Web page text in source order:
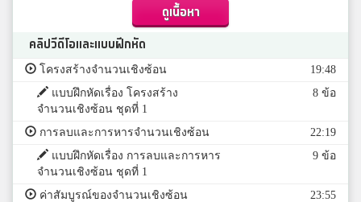
ดูเนื้อหา
คลิปวีดีโอและแบบฝึกหัด
โครงสร้างจำนวนเชิงซ้อน
19:48
แบบฝึกหัดเรื่อง โครงสร้าง
จำนวนเชิงซ้อน ชุดที่ 1
8 ข้อ
การลบและการหารจำนวนเชิงซ้อน
22:19
แบบฝึกหัดเรื่อง การลบและการหาร
จำนวนเชิงซ้อน ชุดที่ 1
9 ข้อ
ค่าสัมบูรณ์ของจำนวนเชิงซ้อน
23:55